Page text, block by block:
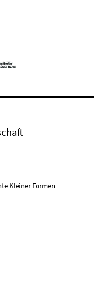
Kleiner Formen